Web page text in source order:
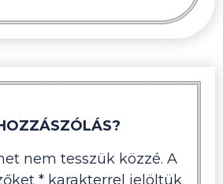
nem tesszük közzé. A
*karakterrel jelöltük